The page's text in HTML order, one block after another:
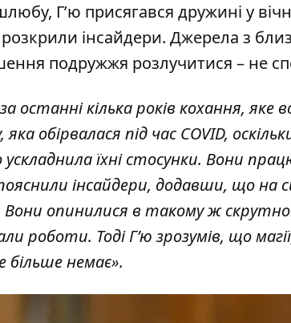
Г’ю присягався дружині у
розкрили інсайдери. Джерела з
подружжя розлучитися – не
останні кілька років кохання, яке
обірвалася під час COVID,
їхні стосунки. Вони
інсайдери, додавши, що на
Вони опинилися в такому ж
роботи. Тоді Г’ю зрозумів, що
більше немає».